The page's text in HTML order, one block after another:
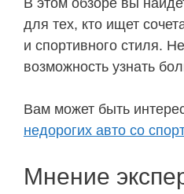
В этом обзоре вы
для тех, кто ищет
и спортивного стиля.
возможность узнать
Вам может быть
недорогих авто со
Мнение